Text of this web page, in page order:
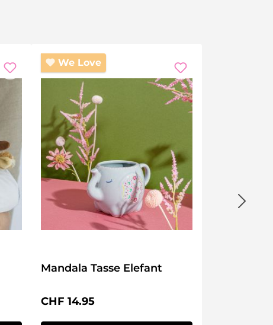
We Love
Mandala Tasse Elefant
Regulärer Preis:
CHF 14.95